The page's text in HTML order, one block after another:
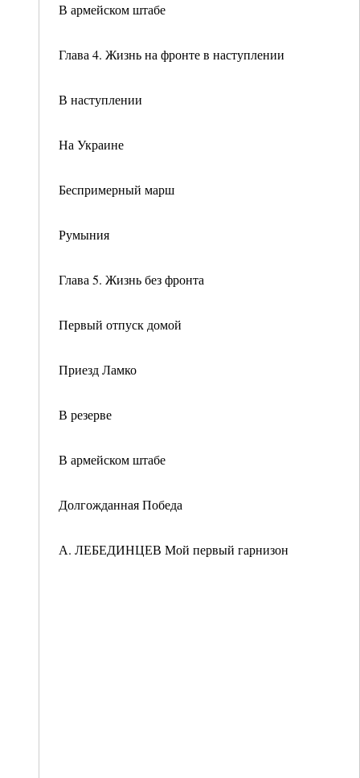
В армейском штабе
Глава 4. Жизнь на фронте в наступлении
В наступлении
На Украине
Беспримерный марш
Румыния
Глава 5. Жизнь без фронта
Первый отпуск домой
Приезд Ламко
В резерве
В армейском штабе
Долгожданная Победа
А. ЛЕБЕДИНЦЕВ Мой первый гарнизон